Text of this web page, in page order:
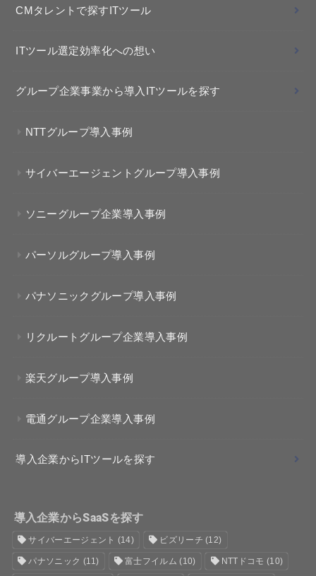
CMタレントで探すITツール
ITツール選定効率化への想い
グループ企業事業から導入ITツールを探す
NTTグループ導入事例
サイバーエージェントグループ導入事例
ソニーグループ企業導入事例
パーソルグループ導入事例
パナソニックグループ導入事例
リクルートグループ企業導入事例
楽天グループ導入事例
電通グループ企業導入事例
導入企業からITツールを探す
導入企業からSaaSを探す
サイバーエージェント (14) ビズリーチ (12)
パナソニック (11) 富士フイルム (10) NTTドコモ (10)